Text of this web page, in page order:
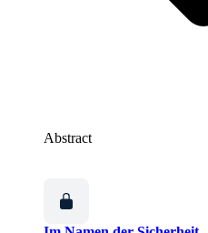
Abstract